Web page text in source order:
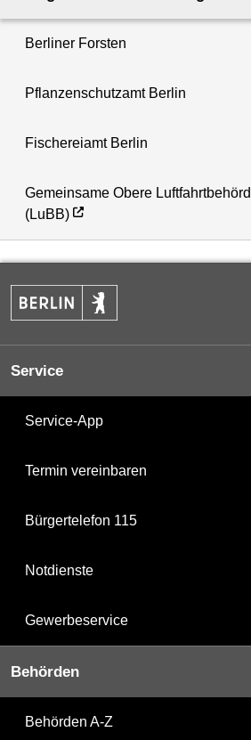
Berliner Forsten
Pflanzenschutzamt Berlin
Fischereiamt Berlin
Gemeinsame Obere
(LuBB)
Service
Service-App
Termin vereinbaren
Bürgertelefon 115
Notdienste
Gewerbeservice
Behörden
Behörden A-Z